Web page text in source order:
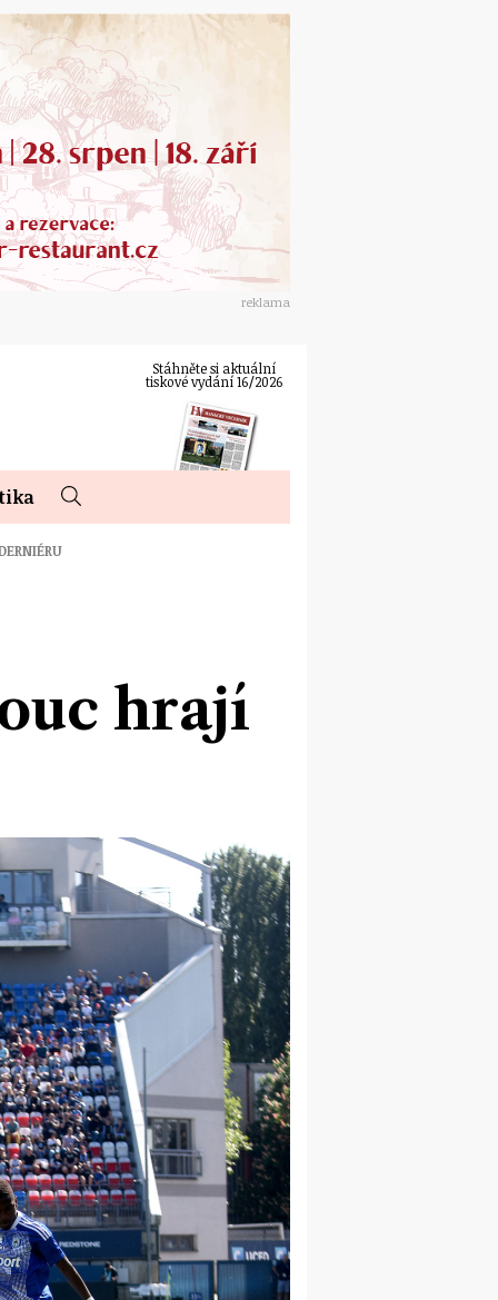
reklama
Stáhněte si aktuální
tiskové vydání 16/2026
hrají